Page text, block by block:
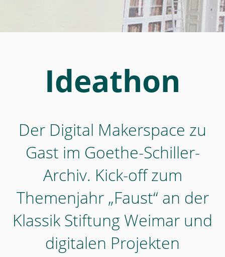
der
Stiftung
Weimar
Projekten
Ideathon
Digital
Makerspace
Ideathon
Der Digital Makerspace zu
Gast im Goethe-Schiller-
Archiv. Kick-off zum
Themenjahr „Faust“ an der
Klassik Stiftung Weimar und
digitalen Projekten